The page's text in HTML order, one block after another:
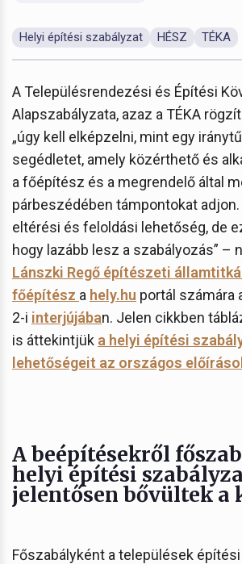
Helyi építési szabályzat HÉSZ TÉKA
A Településrendezési és Építési
Alapszabályzata, azaz a TÉKA
„úgy kell elképzelni, mint egy
segédletet, amely közérthető és
a főépítész és a megrendelő által
párbeszédében támpontokat adjon.
eltérési és feloldási lehetőség, de
hogy lazább lesz a szabályozás” –
Lánszki Regő építészeti
főépítész a hely.hu portál számára
2-i interjújában. Jelen cikkben
is áttekintjük a helyi építési
lehetőségeit az országos
A beépítésekről
helyi építési
jelentősen bővültek a
Főszabályként a települések